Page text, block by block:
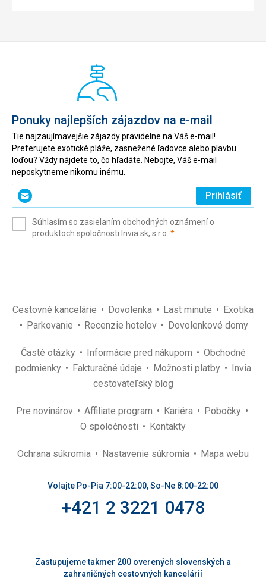
Ponuky najlepších zájazdov na e-mail
Tie najzaujímavejšie zájazdy pravidelne na Váš e-mail!
Preferujete exotické pláže, zasnežené ľadovce alebo plavbu
loďou? Vždy nájdete to, čo hľadáte. Nebojte, Váš e-mail
neposkytneme nikomu inému.
Zadajte
svoj
(povinné)
Prihlásiť
Súhlasím so zasielaním obchodných oznámení o
produktoch spoločnosti Invia.sk, s.r.o. *(povinné)
Cestovné kancelárie Dovolenka Last minute
Exotika
Parkovanie
Recenzie hotelov Dovolenkové domy
Časté otázky Informácie pred nákupom
Obchodné
podmienky
Fakturačné údaje Možnosti platby
Invia
cestovateľský blog
Pre novinárov Affiliate program Kariéra
Pobočky
O spoločnosti
Kontakty
Ochrana súkromia Nastavenie súkromia Mapa webu
Volajte Po-Pia 7:00-22:00, So-Ne 8:00-22:00
+421 2 3221 0478
Zastupujeme takmer 200 overených slovenských a
zahraničných cestovných kancelárií